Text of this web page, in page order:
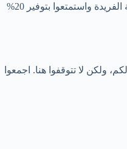
يرجى الانتباه إلى أن هذا العرض غير صالح للعملاء الجدد فقط بل للجميع ودائما ، ويمكنكم الاستمتاع بهذا الخصم الرائع بشكل حصري في أول طلب لكم والقادم . اغتنموا هذه الفرصة الفريدة واستمتعوا بتوفير 20%
بنسبة 20% على أول طلب لكم، ولكن لا تتوقفوا هنا. اجمعوا